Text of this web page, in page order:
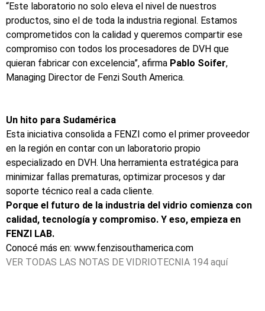
“Este laboratorio no solo eleva el nivel de nuestros
productos, sino el de toda la industria regional. Estamos
comprometidos con la calidad y queremos compartir ese
compromiso con todos los procesadores de DVH que
quieran fabricar con excelencia”, afirma Pablo Soifer,
Managing Director de Fenzi South America.
Un hito para Sudamérica
Esta iniciativa consolida a FENZI como el primer proveedor
en la región en contar con un laboratorio propio
especializado en DVH. Una herramienta estratégica para
minimizar fallas prematuras, optimizar procesos y dar
soporte técnico real a cada cliente.
Porque el futuro de la industria del vidrio comienza con
calidad, tecnología y compromiso. Y eso, empieza en
FENZI LAB.
Conocé más en: www.fenzisouthamerica.com
VER TODAS LAS NOTAS DE VIDRIOTECNIA 194 aquí